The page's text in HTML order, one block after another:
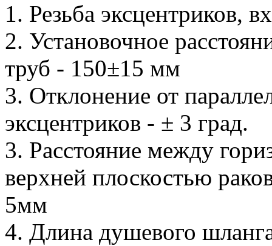
1. Резьба эксцентриков,
2. Установочное
труб - 150±15 мм
3. Отклонение от
эксцентриков - ± 3 град.
3. Расстояние между
верхней плоскостью
5мм
4. Длина душевого